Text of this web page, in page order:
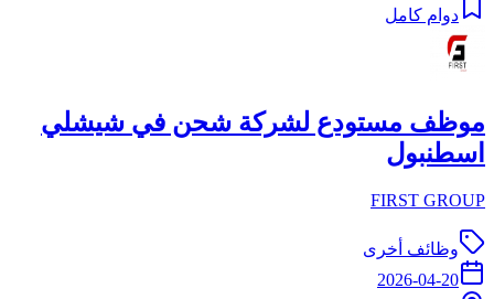
دوام كامل
موظف مستودع لشركة شحن في شيشلي
اسطنبول
FIRST GROUP
وظائف أخرى
2026-04-20